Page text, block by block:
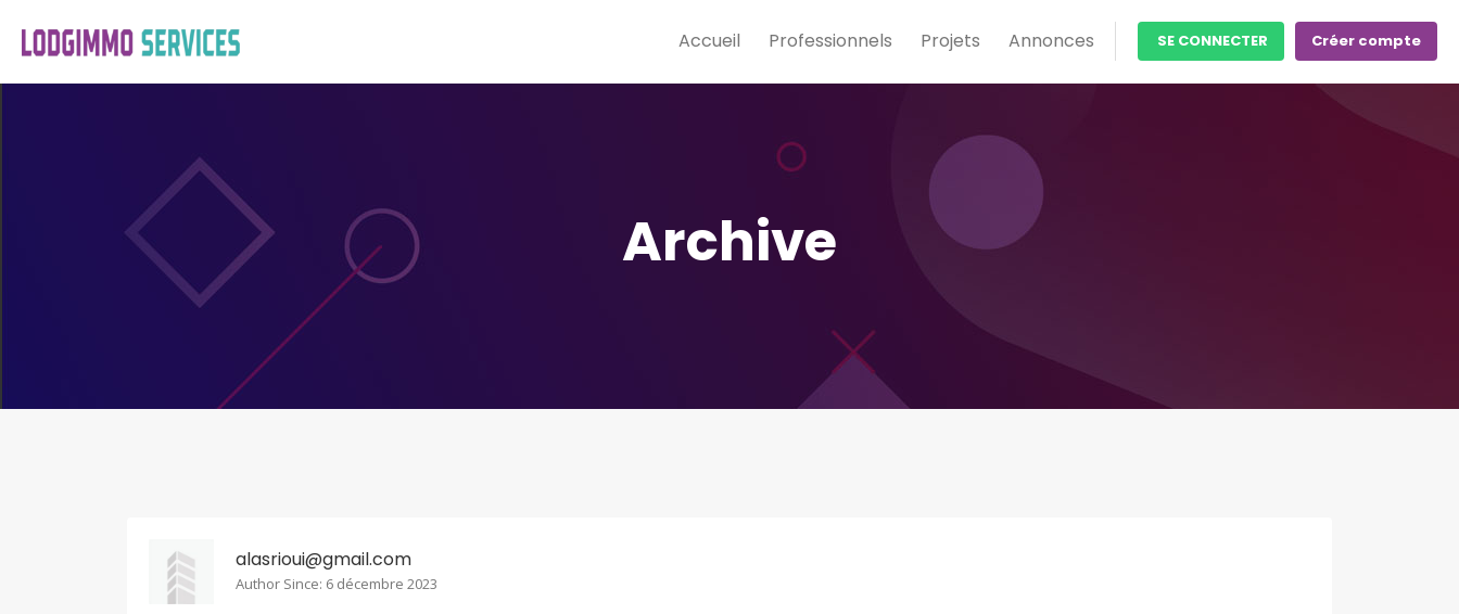
Accueil Professionnels Projets Annonces SE CONNECTER Créer compte
Archive
alasrioui@gmail.com
Author Since: 6 décembre 2023